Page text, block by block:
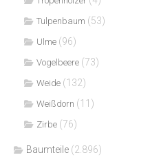
Tulpenbaum (53)
Ulme (96)
Vogelbeere (73)
Weide (132)
Weißdorn (11)
Zirbe (76)
Baumteile (2.896)